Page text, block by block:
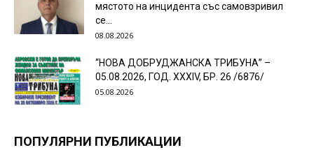
мястото на инцидента със самовзривил
се...
08.08.2026
“НОВА ДОБРУДЖАНСКА ТРИБУНА” –
05.08.2026, ГОД. XXХIV, БР. 26 /6876/
05.08.2026
ПОПУЛЯРНИ ПУБЛИКАЦИИ